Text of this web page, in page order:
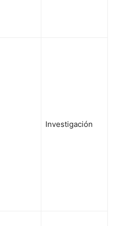
Investigación